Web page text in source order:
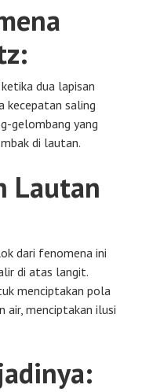
dua lapisan
kecepatan saling
gelombang yang
di lautan.
Lautan
dari fenomena ini
di atas langit.
menciptakan pola
air, menciptakan ilusi